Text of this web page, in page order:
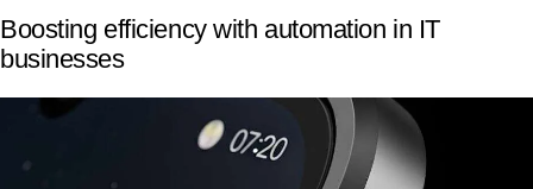
Boosting efficiency with automation in IT
businesses